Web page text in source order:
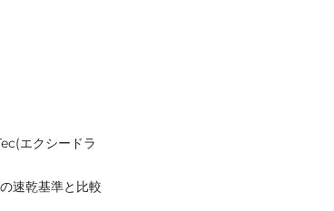
エクシードラ
速乾基準と比較